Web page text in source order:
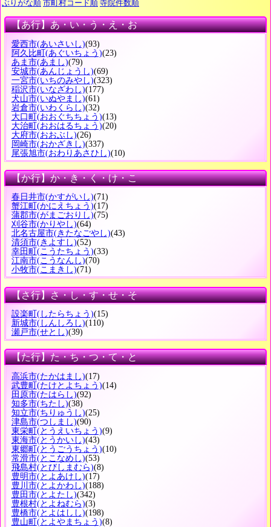
ぶりがな順 市町村コード順 寺院件数順
【あ行】あ・い・う・え・お
愛西市(あいさいし)(93)
阿久比町(あぐいちょう)(23)
あま市(あまし)(79)
安城市(あんじょうし)(69)
一宮市(いちのみやし)(323)
稲沢市(いなざわし)(177)
犬山市(いぬやまし)(61)
岩倉市(いわくらし)(32)
大口町(おおぐちちょう)(13)
大治町(おおはるちょう)(20)
大府市(おおぶし)(26)
岡崎市(おかざきし)(337)
尾張旭市(おわりあさひし)(10)
【か行】か・き・く・け・こ
春日井市(かすがいし)(71)
蟹江町 (かにえちょう)(17)
蒲郡市(がまごおりし)(75)
刈谷市(かりやし)(64)
北名古屋市(きたなごやし)(43)
清須市(きよすし)(52)
幸田町 (こうたちょう)(33)
江南市(こうなんし)(70)
小牧市(こまきし)(71)
【さ行】さ・し・す・せ・そ
設楽町 (したらちょう)(15)
新城市(しんしろし)(110)
瀬戸市(せとし)(39)
【た行】た・ち・つ・て・と
高浜市(たかはまし)(17)
武豊町 (たけとよちょう)(14)
田原市(たはらし)(92)
知多市(ちたし)(38)
知立市(ちりゅうし)(25)
津島市(つしまし)(90)
東栄町 (とうえいちょう)(9)
東海市(とうかいし)(43)
東郷町 (とうごうちょう)(10)
常滑市(とこなめし)(53)
飛島村(とびしまむら)(8)
豊明市(とよあけし)(17)
豊川市(とよかわし)(188)
豊田市(とよたし)(342)
豊根村(とよねむら)(3)
豊橋市(とよはしし)(198)
豊山町 (とよやまちょう)(8)